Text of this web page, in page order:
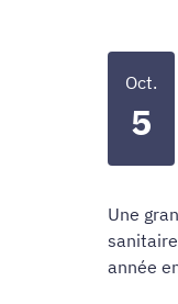
Oct.
5
Une
année